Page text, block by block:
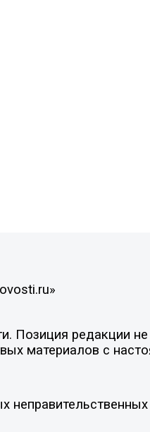
Позиция редакции
материалов с